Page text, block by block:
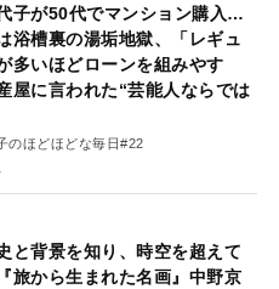
子が50代でマンション購入…
浴槽裏の湯垢地獄、「レギュ
多いほどローンを組みやす
屋に言われた“芸能人ならでは
のほどほどな毎日#22
と背景を知り、時空を超えて
旅から生まれた名画』中野京